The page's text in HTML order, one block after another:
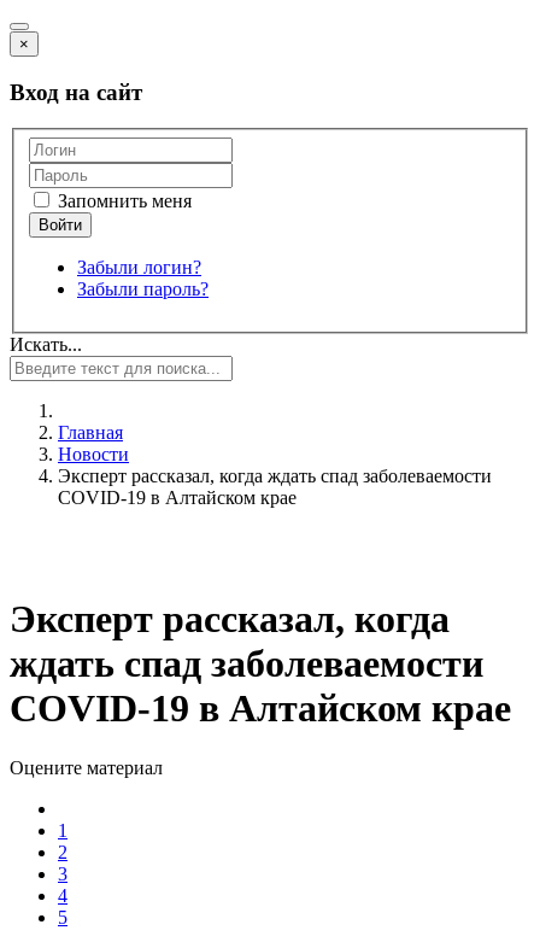
×
Вход на сайт
Запомнить меня
Забыли логин?
Забыли пароль?
Искать...
Главная
Новости
Эксперт рассказал, когда ждать спад заболеваемости
COVID-19 в Алтайском крае
Эксперт рассказал, когда
ждать спад заболеваемости
COVID-19 в Алтайском крае
Оцените материал
1
2
3
4
5